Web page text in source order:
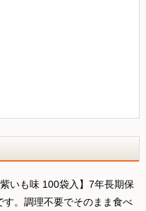
いも味 100袋入】7年長期保
。調理不要でそのまま食べ